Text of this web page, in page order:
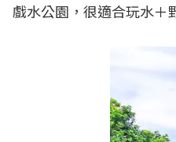
戲水公園，很適合玩水＋